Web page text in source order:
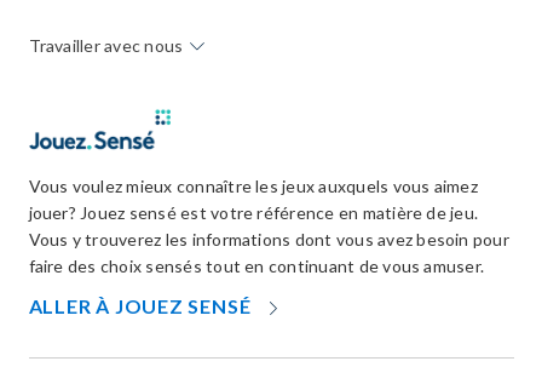
Travailler avec nous
Vous voulez mieux connaître les jeux auxquels vous aimez
jouer? Jouez sensé est votre référence en matière de jeu.
Vous y trouverez les informations dont vous avez besoin pour
faire des choix sensés tout en continuant de vous amuser.
ALLER À JOUEZ SENSÉ
NEW